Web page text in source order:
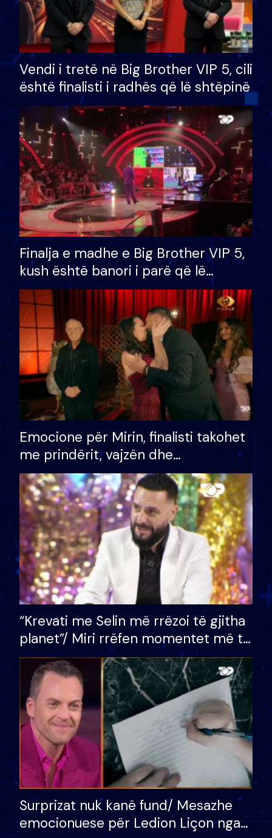
Vendi i tretë në Big Brother VIP 5, cili
është finalisti i radhës që lë shtëpinë
Finalja e madhe e Big Brother VIP 5,
kush është banori i parë që lë
shtëpinë dhe humb mundësinë për
të fituar çmimin e madh
Emocione për Mirin, finalisti takohet
me prindërit, vajzën dhe
bashkëshorten: S’kemi ndonjë letër
divorci apo jo?
“Krevati me Selin më rrëzoi të gjitha
planet”/ Miri rrëfen momentet më të
bukura në shtëpinë e BB VIP: Do më
mungojë zilja e mëngjesit kur…
Surprizat nuk kanë fund/ Mesazhe
emocionuese për Ledion Liçon nga